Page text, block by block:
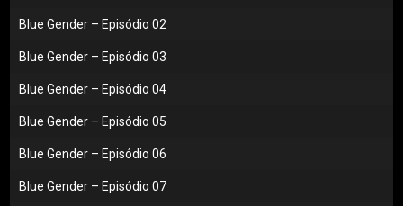
Blue Gender – Episódio 02
Blue Gender – Episódio 03
Blue Gender – Episódio 04
Blue Gender – Episódio 05
Blue Gender – Episódio 06
Blue Gender – Episódio 07